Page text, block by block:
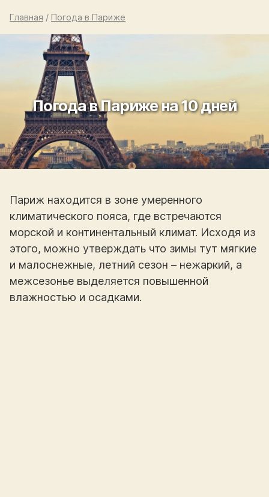
Главная / Погода в Париже
Погода в Париже на 10 дней
Париж находится в зоне умеренного
климатического пояса, где встречаются
морской и континентальный климат. Исходя из
этого, можно утверждать что зимы тут мягкие
и малоснежные, летний сезон – нежаркий, а
межсезонье выделяется повышенной
влажностью и осадками.